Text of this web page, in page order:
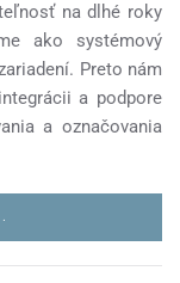
na dlhé roky
ako systémový
Preto nám
a podpore
a označovania